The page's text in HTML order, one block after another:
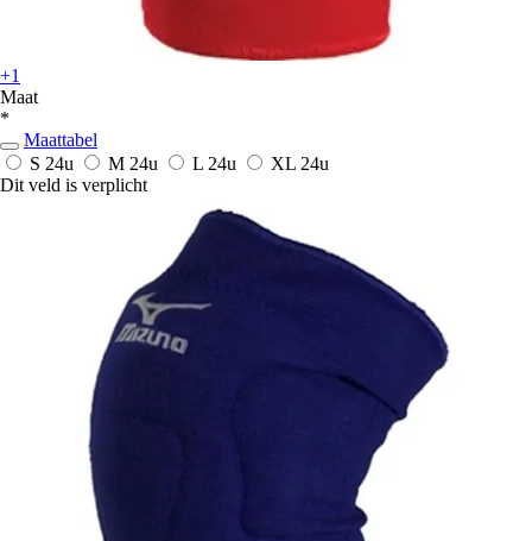
+1
Maat
*
Maattabel
S 24u M 24u L 24u XL 24u
Dit veld is verplicht